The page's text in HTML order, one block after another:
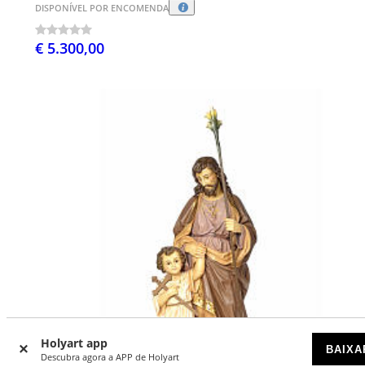
Holyart app
Descubra agora a APP de Holyart
DISPONÍVEL POR ENCOMENDA
€ 5.300,00